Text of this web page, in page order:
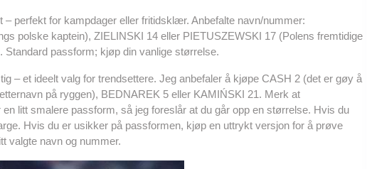
perfekt for kampdager eller fritidsklær. Anbefalte navn/nummer:
polske kaptein), ZIELINSKI 14 eller PIETUSZEWSKI 17 (Polens fremtidige
passform; kjøp din vanlige størrelse.
– et ideelt valg for trendsettere. Jeg anbefaler å kjøpe CASH 2 (det er gøy å
på ryggen), BEDNAREK 5 eller KAMIŃSKI 21. Merk at
litt smalere passform, så jeg foreslår at du går opp en størrelse. Hvis du
Hvis du er usikker på passformen, kjøp en uttrykt versjon for å prøve
valgte navn og nummer.